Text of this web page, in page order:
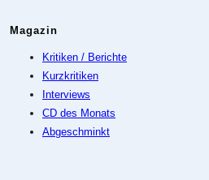
Magazin
Kritiken / Berichte
Kurzkritiken
Interviews
CD des Monats
Abgeschminkt